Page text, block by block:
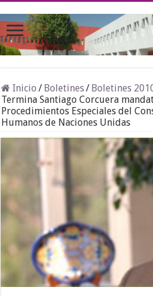
Inicio / Boletines/ Boletines
Termina Santiago Corcuera
Procedimientos Especiales del
Humanos de Naciones Unidas